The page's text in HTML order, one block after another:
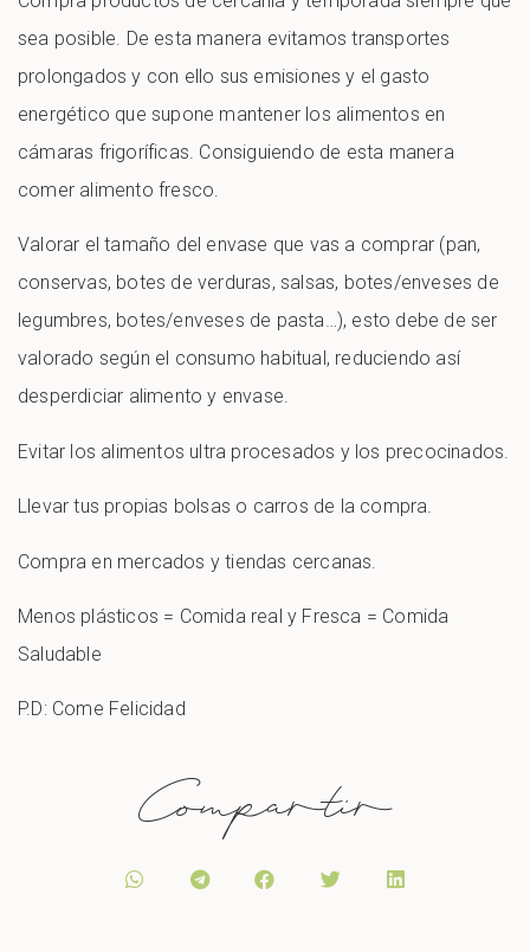
sea posible. De esta manera evitamos transportes
prolongados y con ello sus emisiones y el gasto
energético que supone mantener los alimentos en
cámaras frigoríficas. Consiguiendo de esta manera
comer alimento fresco.
Valorar el tamaño del envase que vas a comprar (pan,
conservas, botes de verduras, salsas, botes/enveses de
legumbres, botes/enveses de pasta…), esto debe de ser
valorado según el consumo habitual, reduciendo así
desperdiciar alimento y envase.
Evitar los alimentos ultra procesados y los precocinados.
Llevar tus propias bolsas o carros de la compra.
Compra en mercados y tiendas cercanas.
Menos plásticos = Comida real y Fresca = Comida
Saludable
P.D: Come Felicidad
Compartir